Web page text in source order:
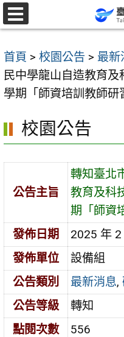
跳
至
要
內
容
首頁 > 校園公告 > 最新
民中學龍山自造教育
學期「師資培訓教師研
校園公告
公告主旨
轉知臺北
教育及科
期「師資
發佈日期
2025 年 2
發佈單位
設備組
公告類別
最新消息,
公告等級
轉知
點閱次數
556
選
單